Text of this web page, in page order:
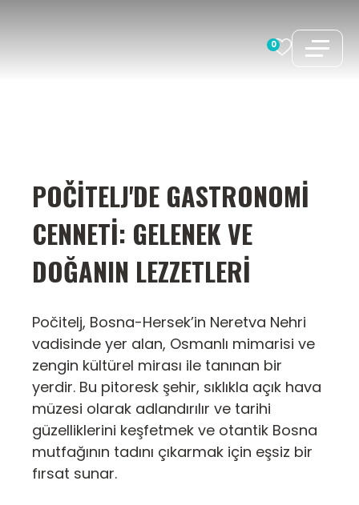
0
POČITELJ'DE GASTRONOMI
CENNETI: GELENEK VE
DOĞANIN LEZZETLERI
Počitelj, Bosna-Hersek’in Neretva Nehri
vadisinde yer alan, Osmanlı mimarisi ve
zengin kültürel mirası ile tanınan bir
yerdir. Bu pitoresk şehir, sıklıkla açık hava
müzesi olarak adlandırılır ve tarihi
güzelliklerini keşfetmek ve otantik Bosna
mutfağının tadını çıkarmak için eşsiz bir
fırsat sunar.